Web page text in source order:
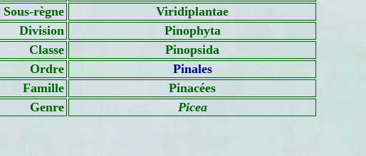
Sous-règne
Viridiplantae
Division
Pinophyta
Classe
Pinopsida
Ordre
Pinales
Famille
Pinacées
Genre
Picea